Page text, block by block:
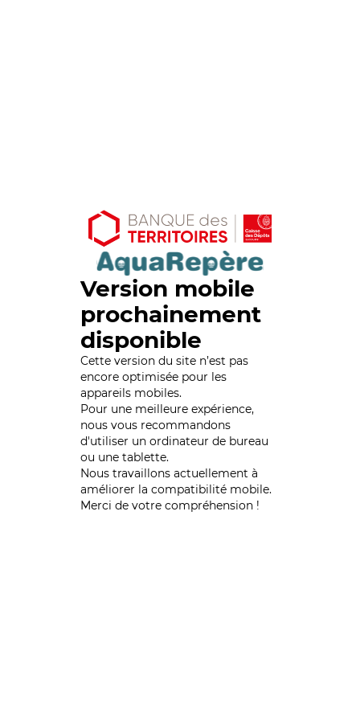
Version mobile
prochainement
disponible
Cette version du site n’est pas
encore optimisée pour les
appareils mobiles.
Pour une meilleure expérience,
nous vous recommandons
d'utiliser un ordinateur de bureau
ou une tablette.
Nous travaillons actuellement à
améliorer la compatibilité mobile.
Merci de votre compréhension !